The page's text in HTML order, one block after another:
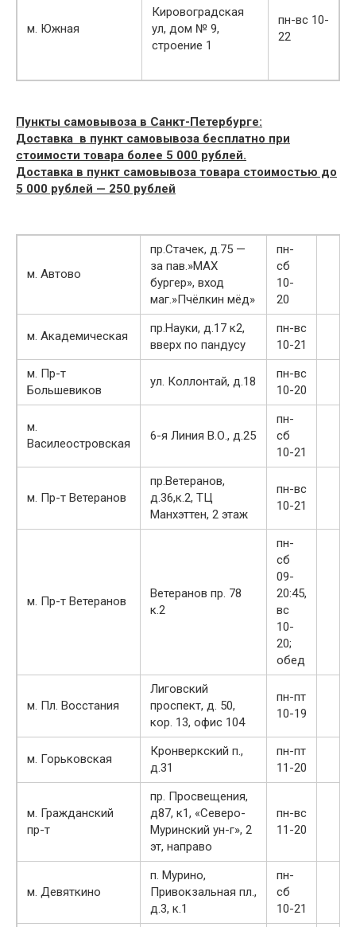
м. Южная
Кировоградская
ул, дом № 9,
строение 1
пн-вс 10-
22
Пункты самовывоза в Санкт-Петербурге:
Доставка в пункт самовывоза бесплатно при
стоимости товара более 5 000 рублей.
Доставка в пункт самовывоза товара стоимостью до
5 000 рублей — 250 рублей
м. Автово
пр.Стачек, д.75 —
за пав.»MAX
бургер», вход
маг.»Пчёлкин мёд»
пн-
сб
10-
20
м. Академическая
пр.Науки, д.17 к2,
вверх по пандусу
пн-вс
10-21
м. Пр-т
Большевиков
ул. Коллонтай, д.18
пн-вс
10-20
м.
Василеостровская
6-я Линия В.О., д.25
пн-
сб
10-21
м. Пр-т Ветеранов
пр.Ветеранов,
д.36,к.2, ТЦ
Манхэттен, 2 этаж
пн-вс
10-21
м. Пр-т Ветеранов
Ветеранов пр. 78
к.2
пн-
сб
09-
20:45,
вс
10-
20;
обед
м. Пл. Восстания
Лиговский
проспект, д. 50,
кор. 13, офис 104
пн-пт
10-19
м. Горьковская
Кронверкский п.,
д.31
пн-пт
11-20
м. Гражданский
пр-т
пр. Просвещения,
д87, к1, «Северо-
Муринский ун-г», 2
эт, направо
пн-вс
11-20
м. Девяткино
п. Мурино,
Привокзальная пл.,
д.3, к.1
пн-
сб
10-21